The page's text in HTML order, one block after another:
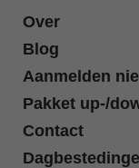
Over
Blog
Aanmelden
Pakket up-/
Contact